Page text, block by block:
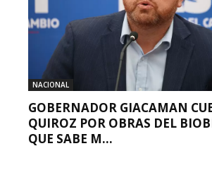
NACIONAL
GOBERNADOR GIACAMAN
QUIROZ POR OBRAS DEL
QUE SABE M...